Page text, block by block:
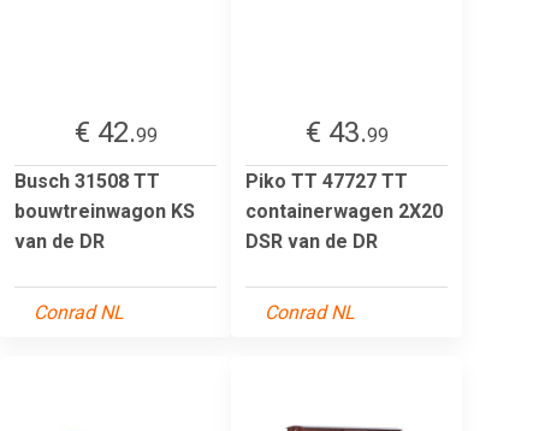
€ 42.99
Busch 31508 TT
bouwtreinwagon KS
van de DR
Conrad NL
€ 43.99
Piko TT 47727 TT
containerwagen 2X20
DSR van de DR
Conrad NL